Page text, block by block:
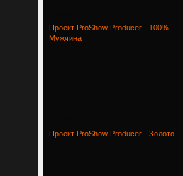
Проект ProShow Producer - 100%
Мужчина
Проект ProShow Producer - Золото